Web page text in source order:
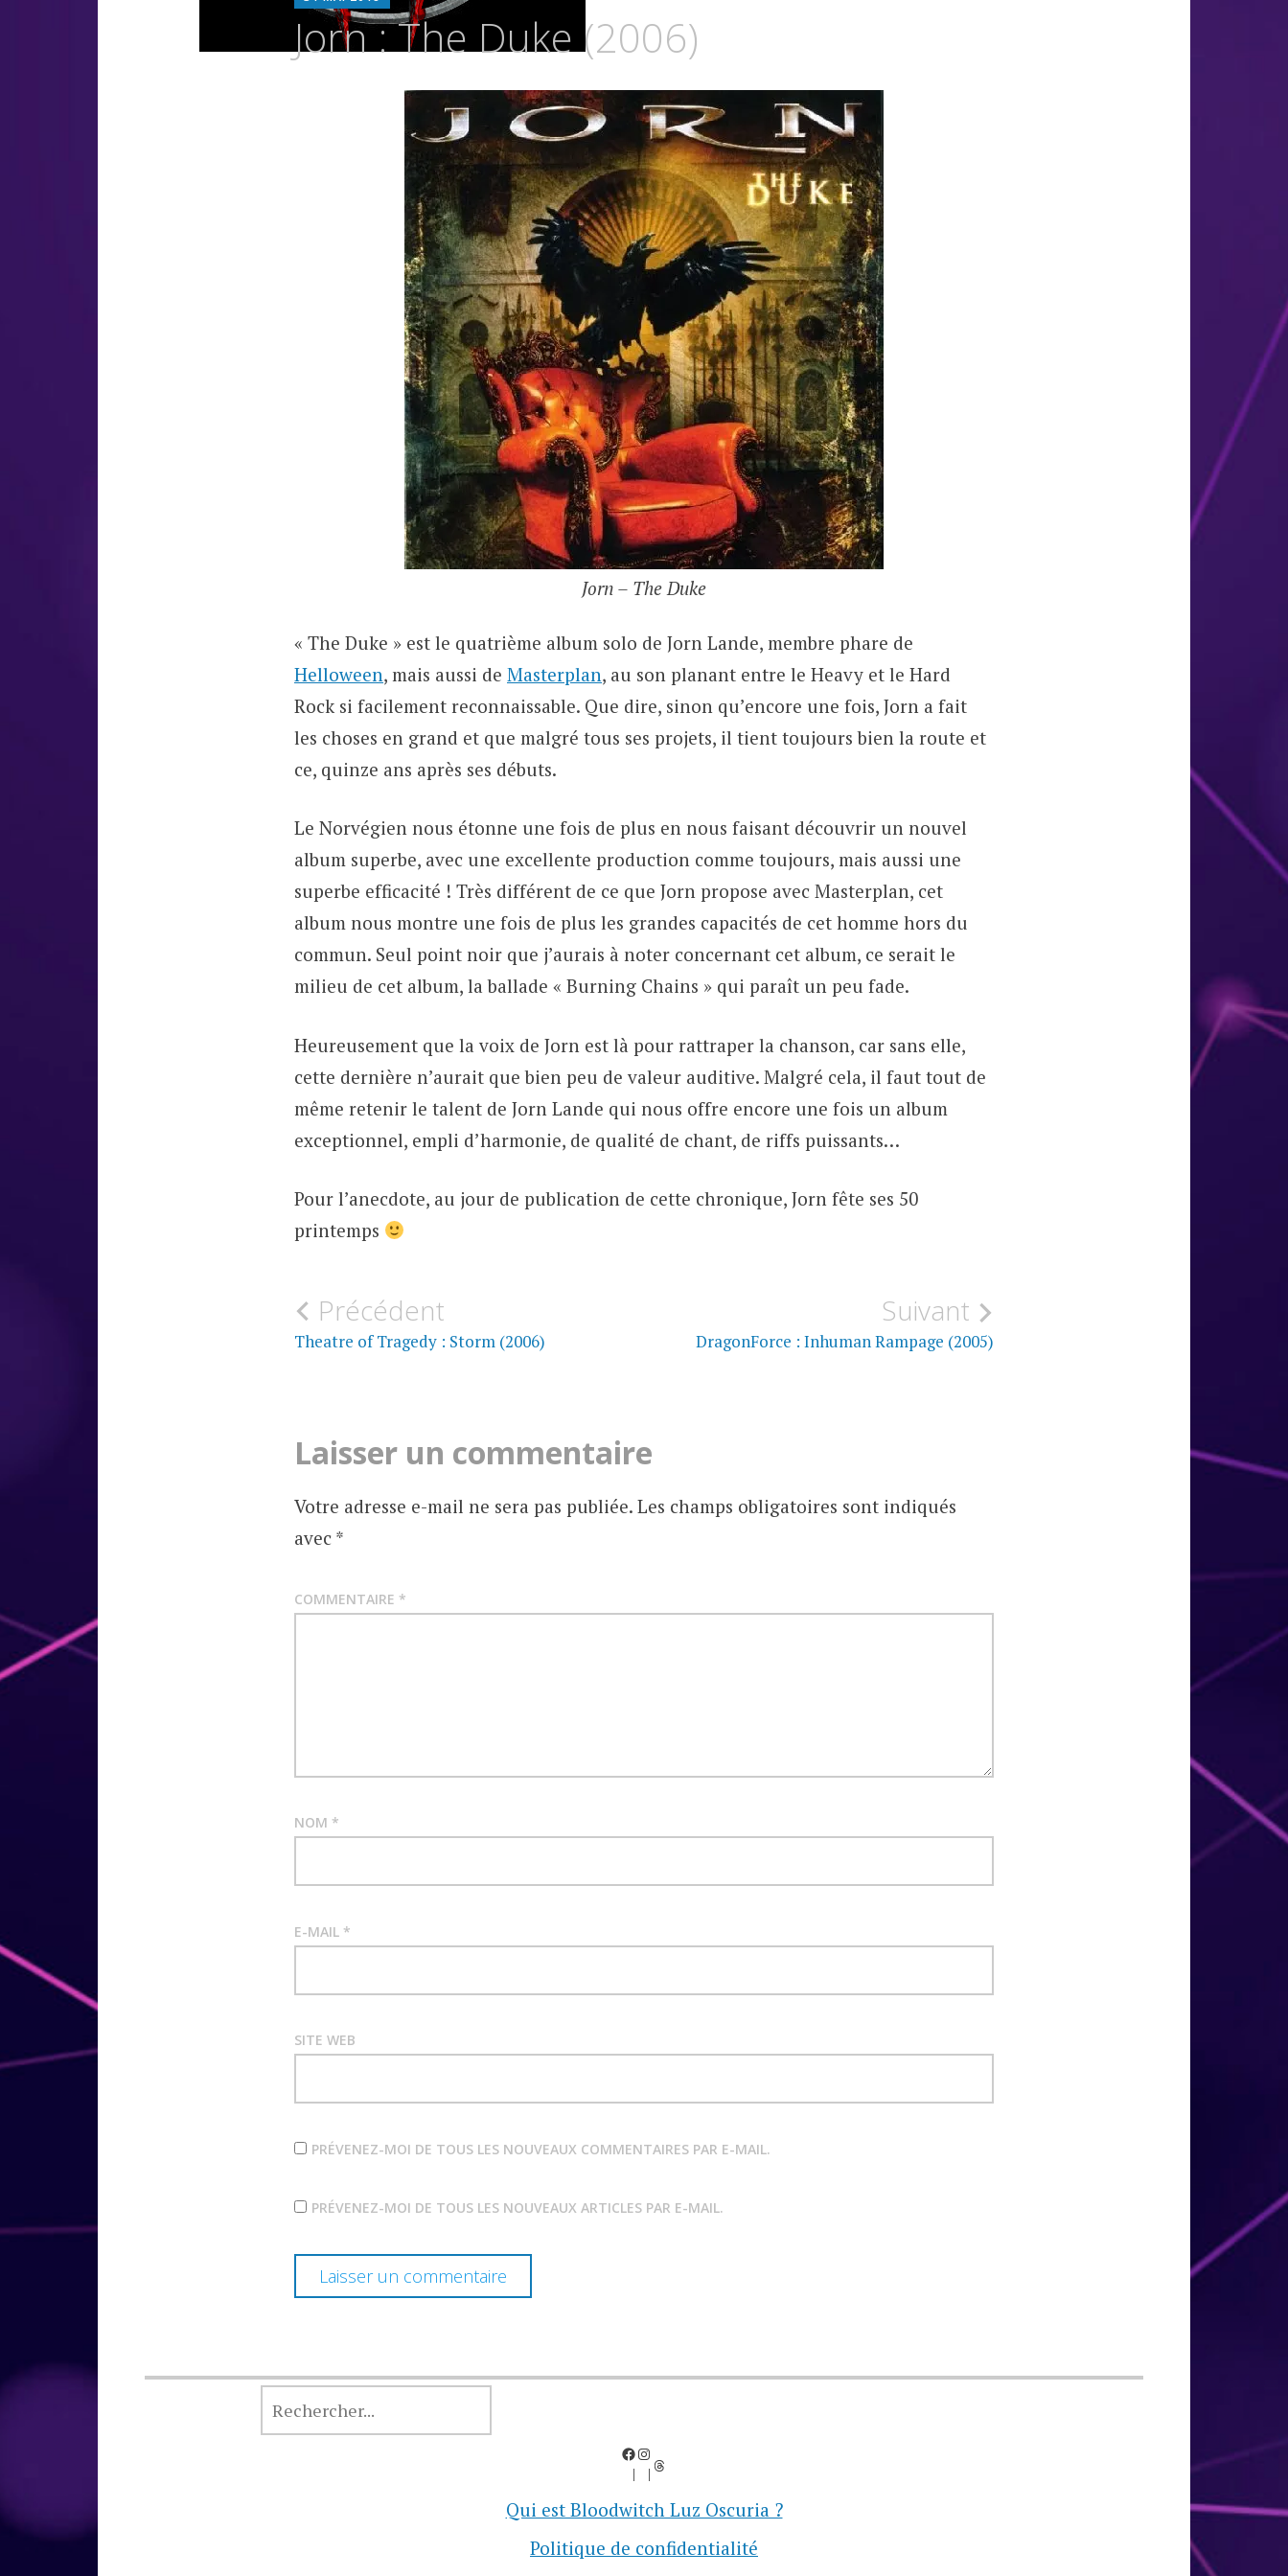
LUZ
OSCURIA
Jorn : The Duke (2006)
Jorn – The Duke
« The Duke » est le quatrième album solo de Jorn Lande, membre phare de
Helloween, mais aussi de Masterplan, au son planant entre le Heavy et le Hard
Rock si facilement reconnaissable. Que dire, sinon qu’encore une fois, Jorn a fait
les choses en grand et que malgré tous ses projets, il tient toujours bien la route et
ce, quinze ans après ses débuts.
Le Norvégien nous étonne une fois de plus en nous faisant découvrir un nouvel
album superbe, avec une excellente production comme toujours, mais aussi une
superbe efficacité ! Très différent de ce que Jorn propose avec Masterplan, cet
album nous montre une fois de plus les grandes capacités de cet homme hors du
commun. Seul point noir que j’aurais à noter concernant cet album, ce serait le
milieu de cet album, la ballade « Burning Chains » qui paraît un peu fade.
Heureusement que la voix de Jorn est là pour rattraper la chanson, car sans elle,
cette dernière n’aurait que bien peu de valeur auditive. Malgré cela, il faut tout de
même retenir le talent de Jorn Lande qui nous offre encore une fois un album
exceptionnel, empli d’harmonie, de qualité de chant, de riffs puissants…
Pour l’anecdote, au jour de publication de cette chronique, Jorn fête ses 50
printemps
MUSIQUE
CHRONIQUES
Navigation
de
Précédent
Theatre of Tragedy : Storm (2006)
Suivant
DragonForce : Inhuman Rampage (2005)
Laisser un commentaire
Votre adresse e-mail ne sera pas publiée. Les champs obligatoires sont indiqués
avec *
COMMENTAIRE *
NOM *
E-MAIL *
SITE WEB
PRÉVENEZ-MOI DE TOUS LES NOUVEAUX COMMENTAIRES PAR E-MAIL.
PRÉVENEZ-MOI DE TOUS LES NOUVEAUX ARTICLES PAR E-MAIL.
Facebook
Instagram
Threads
Qui est Bloodwitch Luz Oscuria ?
Politique de confidentialité